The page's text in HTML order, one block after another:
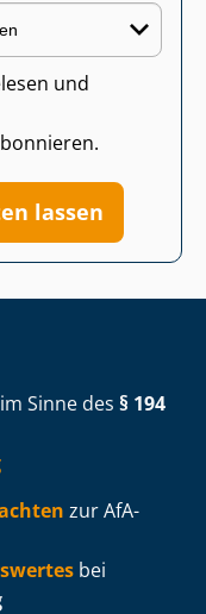
und
lassen
im Sinne des § 194
zur AfA-
bei